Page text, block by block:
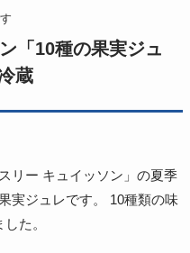
「10種の果実ジュ
蔵
リー キュイッソン」の夏季
実ジュレです。 10種類の味
た。